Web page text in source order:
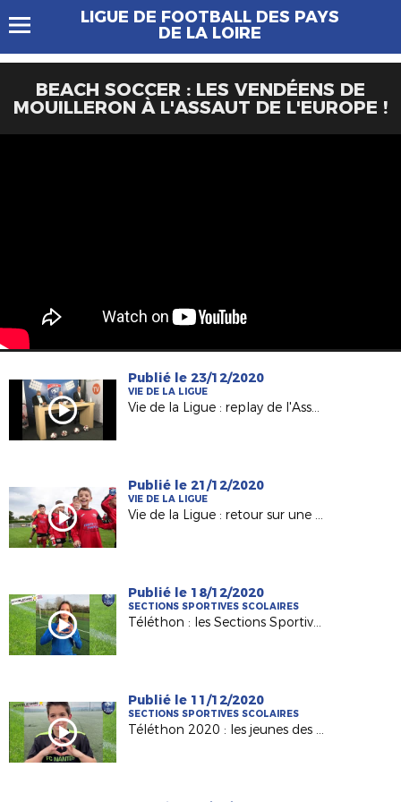
LIGUE DE FOOTBALL DES PAYS
DE LA LOIRE
BEACH SOCCER : LES VENDÉENS DE
MOUILLERON À L'ASSAUT DE L'EUROPE !
Publié le 23/12/2020
VIE DE LA LIGUE
Vie de la Ligue : replay de l'Assembée Générale
Publié le 21/12/2020
VIE DE LA LIGUE
Vie de la Ligue : retour sur une saison 2019-2020 inédite !
Publié le 18/12/2020
SECTIONS SPORTIVES SCOLAIRES
Téléthon : les Sections Sportives d'Angers et Carquefou mobilisées !
Publié le 11/12/2020
SECTIONS SPORTIVES SCOLAIRES
Téléthon 2020 : les jeunes des Sections Sportives donnent du coeur !